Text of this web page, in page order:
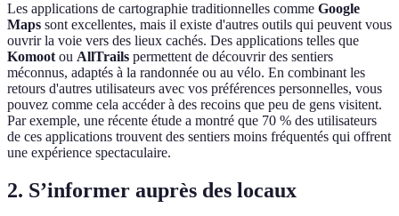
Les applications de cartographie traditionnelles comme Google
Maps sont excellentes, mais il existe d'autres outils qui peuvent vous
ouvrir la voie vers des lieux cachés. Des applications telles que
Komoot ou AllTrails permettent de découvrir des sentiers
méconnus, adaptés à la randonnée ou au vélo. En combinant les
retours d'autres utilisateurs avec vos préférences personnelles, vous
pouvez comme cela accéder à des recoins que peu de gens visitent.
Par exemple, une récente étude a montré que 70 % des utilisateurs
de ces applications trouvent des sentiers moins fréquentés qui offrent
une expérience spectaculaire.
2. S’informer auprès des locaux